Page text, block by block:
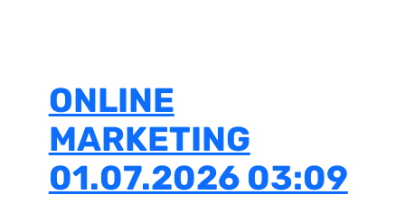
ONLINE
MARKETING
01.07.2026 03:09